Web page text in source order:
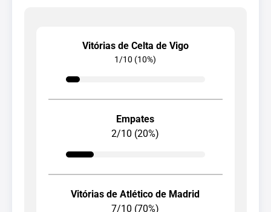
Vitórias de Celta de Vigo
1/10 (10%)
Empates
2/10 (20%)
Vitórias de Atlético de Madrid
7/10 (70%)